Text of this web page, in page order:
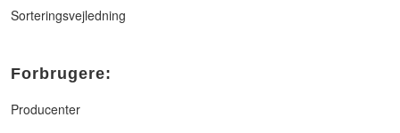
Sorteringsvejledning
Forbrugere:
Producenter